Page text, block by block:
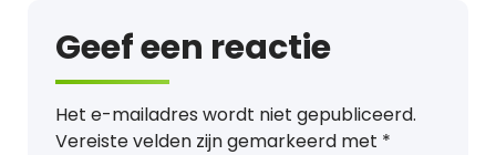
Geef een reactie
Het e-mailadres wordt niet gepubliceerd.
Vereiste velden zijn gemarkeerd met *